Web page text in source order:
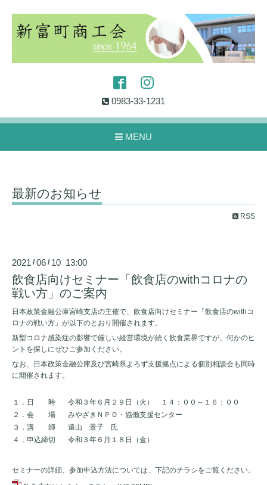
0983-33-1231
MENU
最新のお知らせ
RSS
2021 /06 / 10 13:00
飲食店向けセミナー「飲食店のwithコロナの
戦い方」のご案内
日本政策金融公庫宮崎支店の主催で、飲食店向けセミナー「飲食店のwithコ
ロナの戦い方」が以下のとおり開催されます。
新型コロナ感染症の影響で厳しい経営環境が続く飲食業界ですが、何かのヒ
ントを探しにぜひご参加ください。
なお、日本政策金融公庫及び宮崎県よろず支援拠点による個別相談会も同時
に開催されます。
１．日 時
令和３年６月２９日（火） １４：００～１６：００
２．会 場
みやざきＮＰＯ・協働支援センター
３．講 師
遠山 景子 氏
４．申込締切
令和３年６月１８日（金）
セミナーの詳細、参加申込方法については、下記のチラシをご覧ください。